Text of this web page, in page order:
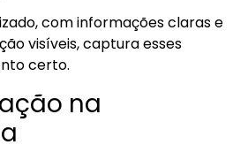
com informações claras e
visíveis, captura esses
certo.
na